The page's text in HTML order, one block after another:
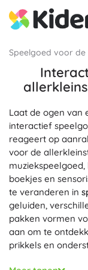
Speelgoed voor de
Laat de ogen van
interactief
reageert op
voor de
boekjes en
te veranderen in
geluiden,
pakken vormen
aan om te
prikkels en
Interactief